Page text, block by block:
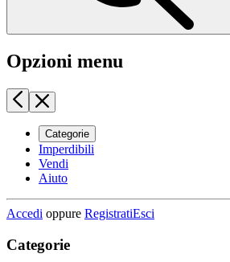
Opzioni menu
Categorie
Imperdibili
Vendi
Aiuto
Accedi oppure RegistratiEsci
Categorie